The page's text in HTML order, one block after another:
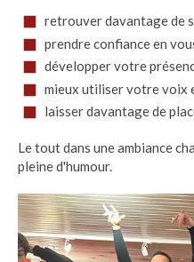
retrouver davantage de
prendre confiance en
développer votre
mieux utiliser votre voix
laisser davantage de
Le tout dans une ambiance
pleine d'humour.